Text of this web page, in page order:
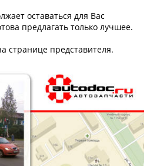
оставаться для Вас
предлагать только лучшее.
странице представителя.